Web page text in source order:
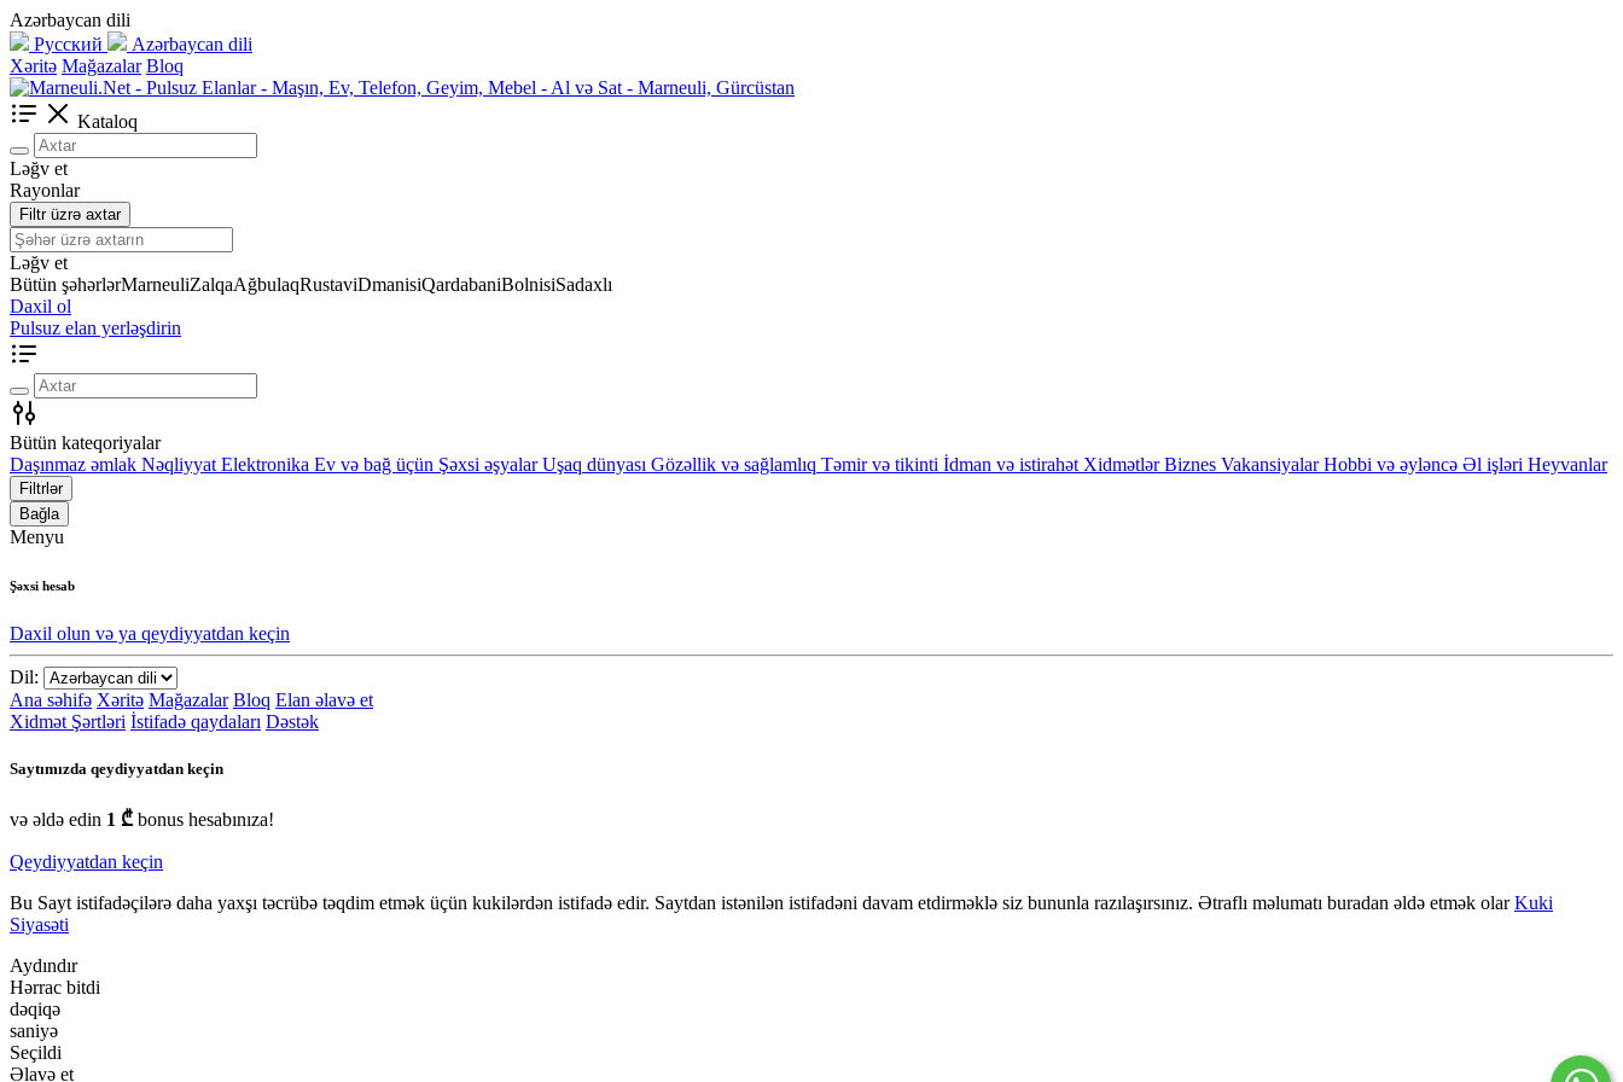
Azərbaycan dili
Русский
Azərbaycan dili
Xəritə Mağazalar Bloq
Kataloq
Ləğv et
Rayonlar
Filtr üzrə axtar
Ləğv et
Bütün şəhərlərMarneuliZalqaAğbulaqRustaviDmanisiQardabaniBolnisiSadaxlı
Daxil ol
Pulsuz elan yerləşdirin
Bütün kateqoriyalar
Daşınmaz əmlak Nəqliyyat Elektronika Ev və bağ üçün Şəxsi əşyalar Uşaq dünyası Gözəllik və sağlamlıq Təmir və tikinti İdman və istirahət Xidmətlər Biznes Vakansiyalar Hobbi və əyləncə Əl işləri Heyvanlar
Filtrlər
Bağla
Menyu
Şəxsi hesab
Daxil olun və ya qeydiyyatdan keçin
Dil:
Ana səhifə Xəritə Mağazalar Bloq Elan əlavə et
Xidmət Şərtləri İstifadə qaydaları Dəstək
Saytımızda qeydiyyatdan keçin
və əldə edin 1 ₾ bonus hesabınıza!
Qeydiyyatdan keçin
Bu Sayt istifadəçilərə daha yaxşı təcrübə təqdim etmək üçün kukilərdən istifadə edir. Saytdan istənilən istifadəni davam etdirməklə siz bununla razılaşırsınız. Ətraflı məlumatı buradan əldə etmək olarKuki
Siyasəti
Aydındır
Hərrac bitdi
dəqiqə
saniyə
Seçildi
Əlavə et